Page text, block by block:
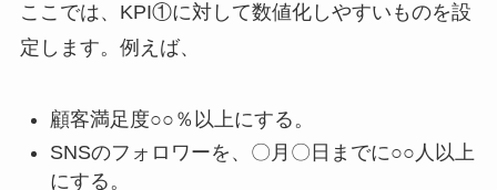
ここでは、KPI①に対して数値化しやすいものを設
定します。例えば、
顧客満足度○○％以上にする。
SNSのフォロワーを、〇月〇日までに○○人以上
にする。